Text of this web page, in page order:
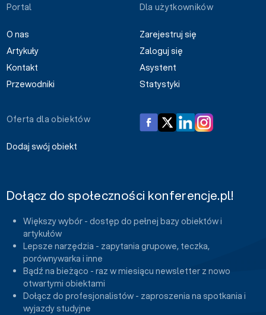
Portal
O nas
Artykuły
Kontakt
Przewodniki
Dla użytkowników
Zarejestruj się
Zaloguj się
Asystent
Statystyki
Oferta dla obiektów
Dodaj swój obiekt
Dołącz do społeczności konferencje.pl!
Większy wybór - dostęp do pełnej bazy obiektów i
artykułów
Lepsze narzędzia - zapytania grupowe, teczka,
porównywarka i inne
Bądź na bieżąco - raz w miesiącu newsletter z nowo
otwartymi obiektami
Dołącz do profesjonalistów - zaproszenia na spotkania i
wyjazdy studyjne